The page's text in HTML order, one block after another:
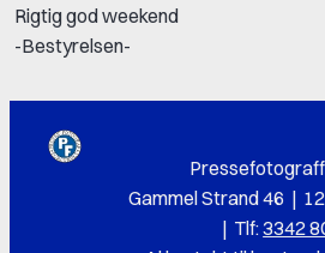
Rigtig god weekend
-Bestyrelsen-
Gammel Strand 46 |
| Tlf:3342